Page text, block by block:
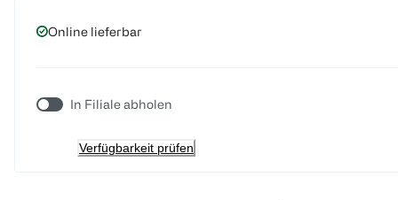
Online lieferbar
In Filiale abholen
Verfügbarkeit prüfen